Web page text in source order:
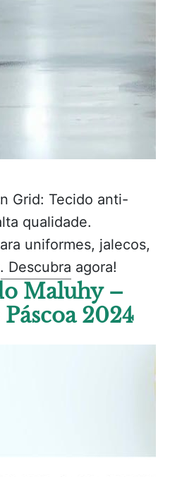
Grid: Tecido anti-
qualidade.
uniformes, jalecos,
Descubra agora!
Maluhy –
2024